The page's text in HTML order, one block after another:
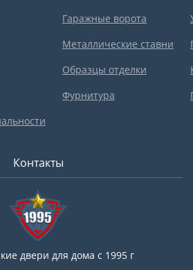
Гаражные ворота
Металлические ставни
Образцы отделки
Фурнитура
Контакты
двери для дома с 1995 г